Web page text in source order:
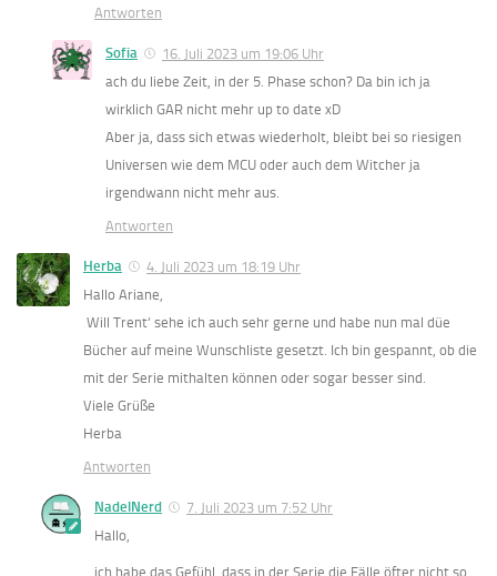
Antworten
Sofia
16. Juli 2023 um 19:06 Uhr
ach du liebe Zeit, in der 5. Phase schon? Da bin ich ja
wirklich GAR nicht mehr up to date xD
Aber ja, dass sich etwas wiederholt, bleibt bei so riesigen
Universen wie dem MCU oder auch dem Witcher ja
irgendwann nicht mehr aus.
Antworten
Herba
4. Juli 2023 um 18:19 Uhr
Hallo Ariane,
‚Will Trent‘ sehe ich auch sehr gerne und habe nun mal düe
Bücher auf meine Wunschliste gesetzt. Ich bin gespannt, ob die
mit der Serie mithalten können oder sogar besser sind.
Viele Grüße
Herba
Antworten
NadelNerd
7. Juli 2023 um 7:52 Uhr
Hallo,
ich habe das Gefühl, dass in der Serie die Fälle öfter nicht so